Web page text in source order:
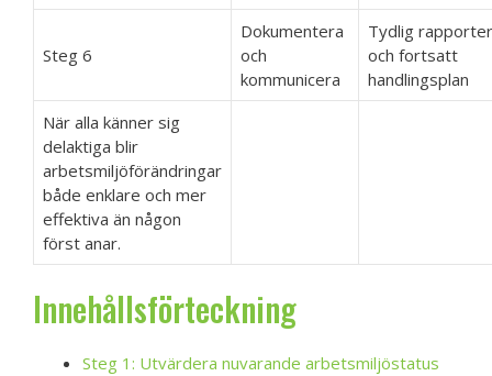
Steg 6
Dokumentera
och
kommunicera
Tydlig
och fortsatt
handlingsplan
När alla känner sig
delaktiga blir
arbetsmiljöförändringar
både enklare och mer
effektiva än någon
först anar.
Innehållsförteckning
Steg 1: Utvärdera nuvarande arbetsmiljöstatus